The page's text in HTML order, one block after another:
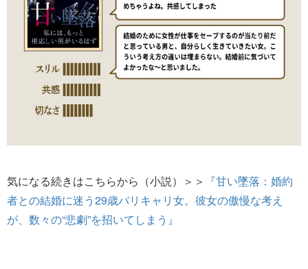
気になる続きはこちらから（小説）＞＞ 『甘い墜落：婚約
者との結婚に迷う29歳バリキャリ女。彼女の傲慢な考え
が、数々の“悲劇”を招いてしまう』